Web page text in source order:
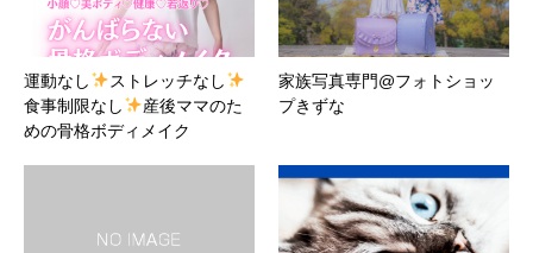
運動なし
ストレッチなし
食事制限なし
産後ママのた
めの骨格ボディメイク
家族写真専門@フォトショッ
プきずな